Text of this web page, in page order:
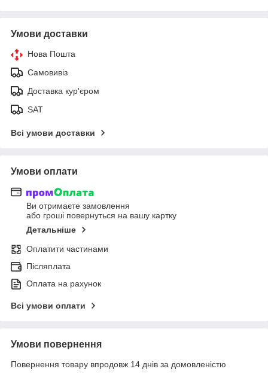
Умови доставки
Нова Пошта
Самовивіз
Доставка кур'єром
SAT
Всі умови доставки
Умови оплати
Ви отримаєте замовлення
або гроші повернуться на вашу картку
Детальніше
Оплатити частинами
Післяплата
Оплата на рахунок
Всі умови оплати
Умови повернення
Повернення товару впродовж 14 днів за домовленістю